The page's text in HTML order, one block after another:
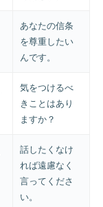
あなたの信条
を尊重したい
んです。
気をつけるべ
きことはあり
ますか？
話したくなけ
れば遠慮なく
言ってくださ
い。